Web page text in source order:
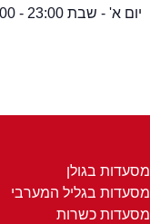
יום א' - שבת 23:00 - 12:00
מסעדות בגולן
מסעדות בגליל המערבי
מסעדות כשרות